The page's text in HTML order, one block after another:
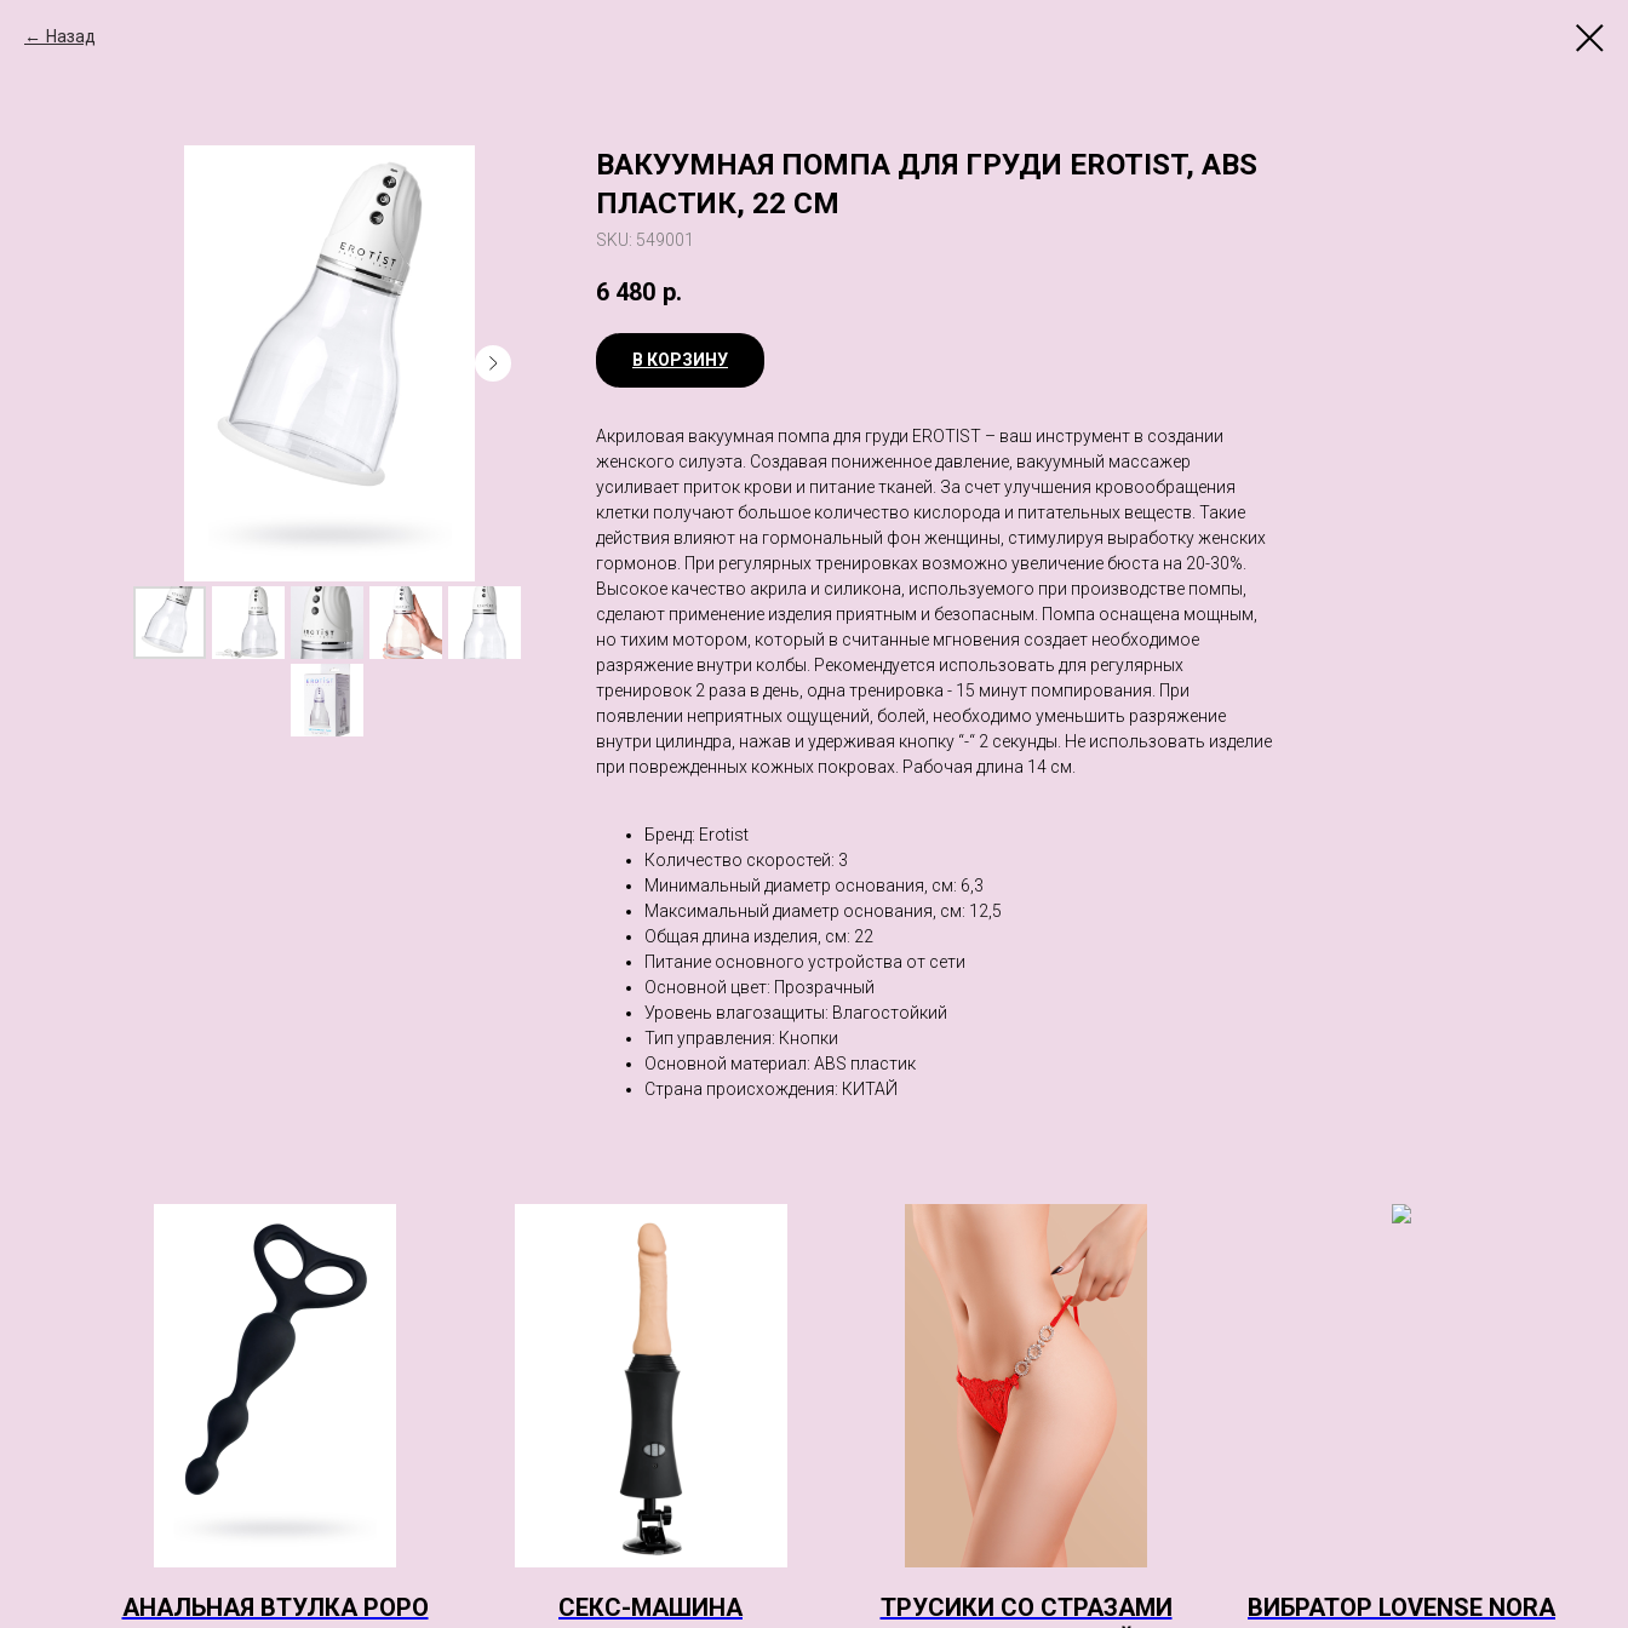
Назад
ВАКУУМНАЯ ПОМПА ДЛЯ ГРУДИ EROTIST, ABS
ПЛАСТИК, 22 СМ
SKU: 549001
6 480 р.
В КОРЗИНУ
Акриловая вакуумная помпа для груди EROTIST – ваш инструмент в создании
женского силуэта. Создавая пониженное давление, вакуумный массажер
усиливает приток крови и питание тканей. За счет улучшения кровообращения
клетки получают большое количество кислорода и питательных веществ. Такие
действия влияют на гормональный фон женщины, стимулируя выработку женских
гормонов. При регулярных тренировках возможно увеличение бюста на 20-30%.
Высокое качество акрила и силикона, используемого при производстве помпы,
сделают применение изделия приятным и безопасным. Помпа оснащена мощным,
но тихим мотором, который в считанные мгновения создает необходимое
разряжение внутри колбы. Рекомендуется использовать для регулярных
тренировок 2 раза в день, одна тренировка - 15 минут помпирования. При
появлении неприятных ощущений, болей, необходимо уменьшить разряжение
внутри цилиндра, нажав и удерживая кнопку “-“ 2 секунды. Не использовать изделие
при поврежденных кожных покровах. Рабочая длина 14 см.
Бренд: Erotist
Количество скоростей: 3
Минимальный диаметр основания, см: 6,3
Максимальный диаметр основания, см: 12,5
Общая длина изделия, см: 22
Питание основного устройства от сети
Основной цвет: Прозрачный
Уровень влагозащиты: Влагостойкий
Тип управления: Кнопки
Основной материал: ABS пластик
Страна происхождения: КИТАЙ
АНАЛЬНАЯ ВТУЛКА POPO
СЕКС-МАШИНА
ТРУСИКИ СО СТРАЗАМИ
ВИБРАТОР LOVENSE NORA